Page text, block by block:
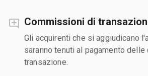
Commissioni di
Gli acquirenti che si aggiudicano
saranno tenuti al pagamento
transazione.